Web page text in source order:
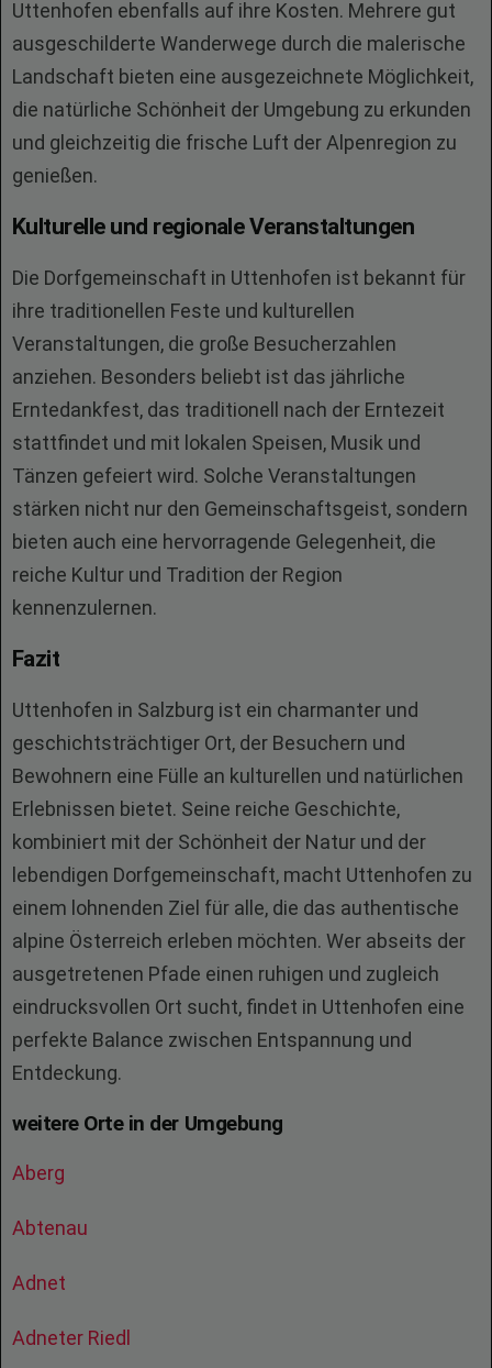
Uttenhofen ebenfalls auf ihre Kosten. Mehrere gut
ausgeschilderte Wanderwege durch die malerische
Landschaft bieten eine ausgezeichnete Möglichkeit,
die natürliche Schönheit der Umgebung zu erkunden
und gleichzeitig die frische Luft der Alpenregion zu
genießen.
Kulturelle und regionale Veranstaltungen
Die Dorfgemeinschaft in Uttenhofen ist bekannt für
ihre traditionellen Feste und kulturellen
Veranstaltungen, die große Besucherzahlen
anziehen. Besonders beliebt ist das jährliche
Erntedankfest, das traditionell nach der Erntezeit
stattfindet und mit lokalen Speisen, Musik und
Tänzen gefeiert wird. Solche Veranstaltungen
stärken nicht nur den Gemeinschaftsgeist, sondern
bieten auch eine hervorragende Gelegenheit, die
reiche Kultur und Tradition der Region
kennenzulernen.
Fazit
Uttenhofen in Salzburg ist ein charmanter und
geschichtsträchtiger Ort, der Besuchern und
Bewohnern eine Fülle an kulturellen und natürlichen
Erlebnissen bietet. Seine reiche Geschichte,
kombiniert mit der Schönheit der Natur und der
lebendigen Dorfgemeinschaft, macht Uttenhofen zu
einem lohnenden Ziel für alle, die das authentische
alpine Österreich erleben möchten. Wer abseits der
ausgetretenen Pfade einen ruhigen und zugleich
eindrucksvollen Ort sucht, findet in Uttenhofen eine
perfekte Balance zwischen Entspannung und
Entdeckung.
weitere Orte in der Umgebung
Aberg
Abtenau
Adnet
Adneter Riedl